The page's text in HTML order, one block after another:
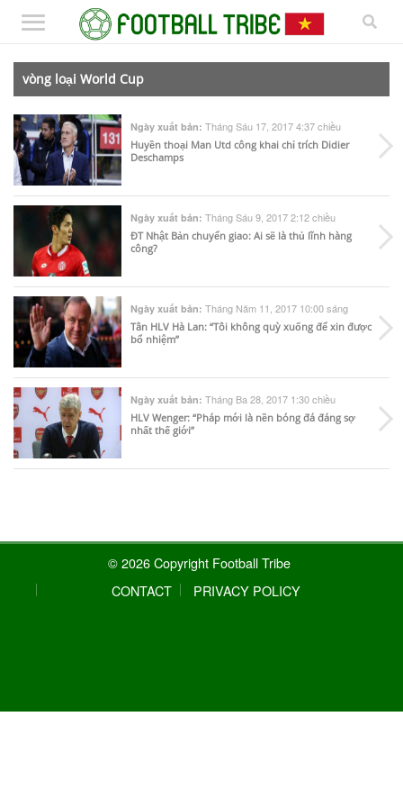
vòng loại World Cup
Ngày xuất bản: Tháng Sáu 17, 2017 4:37 chiều
Huyền thoại Man Utd công khai chỉ trích Didier
Deschamps
Ngày xuất bản: Tháng Sáu 9, 2017 2:12 chiều
ĐT Nhật Bản chuyển giao: Ai sẽ là thủ lĩnh hàng
công?
Ngày xuất bản: Tháng Năm 11, 2017 10:00 sáng
Tân HLV Hà Lan: “Tôi không quỳ xuống để xin được
bổ nhiệm”
Ngày xuất bản: Tháng Ba 28, 2017 1:30 chiều
HLV Wenger: “Pháp mới là nền bóng đá đáng sợ
nhất thế giới”
© 2026 Copyright Football Tribe
CONTACT
PRIVACY POLICY